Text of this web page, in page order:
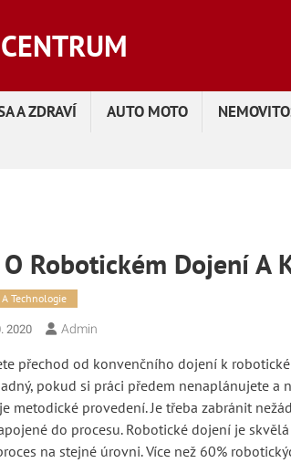
A ZDRAVÍ AUTO MOTO
Robotickém Dojení A
Technologie
2020 Admin
přechod od konvenčního dojení k
pokud si práci předem nenaplánujete a
metodické provedení. Je třeba zabránit
do procesu. Robotické dojení je
na stejné úrovni. Více než 60%